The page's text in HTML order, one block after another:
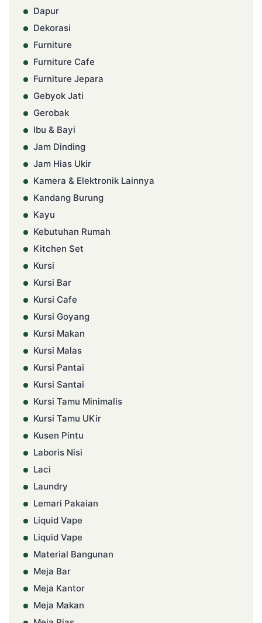
Dapur
Dekorasi
Furniture
Furniture Cafe
Furniture Jepara
Gebyok Jati
Gerobak
Ibu & Bayi
Jam Dinding
Jam Hias Ukir
Kamera & Elektronik Lainnya
Kandang Burung
Kayu
Kebutuhan Rumah
Kitchen Set
Kursi
Kursi Bar
Kursi Cafe
Kursi Goyang
Kursi Makan
Kursi Malas
Kursi Pantai
Kursi Santai
Kursi Tamu Minimalis
Kursi Tamu UKir
Kusen Pintu
Laboris Nisi
Laci
Laundry
Lemari Pakaian
Liquid Vape
Liquid Vape
Material Bangunan
Meja Bar
Meja Kantor
Meja Makan